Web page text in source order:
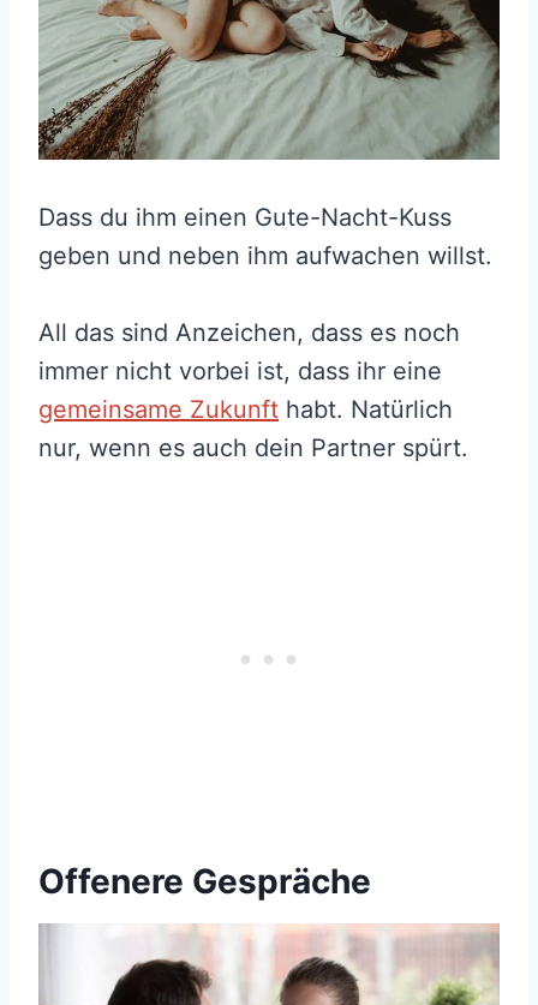
Dass du ihm einen Gute-Nacht-Kuss
geben und neben ihm aufwachen willst.
All das sind Anzeichen, dass es noch
immer nicht vorbei ist, dass ihr eine
gemeinsame Zukunft habt. Natürlich
nur, wenn es auch dein Partner spürt.
Offenere Gespräche